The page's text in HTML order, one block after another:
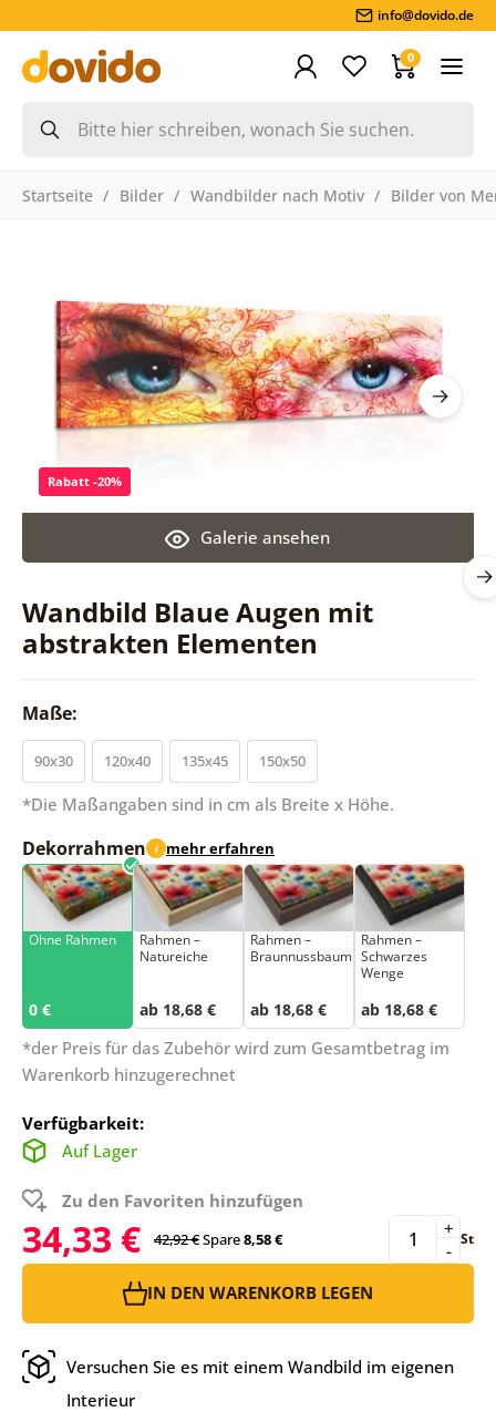
info@dovido.de
0
Startseite Bilder Wandbilder nach Motiv Bilder von
Wandbild Blaue Augen mit
abstrakten Elementen
Galerie ansehen
Rabatt -20%
Maße:
90x30 120x40 135x45 150x50
*Die Maßangaben sind in cm als Breite x Höhe.
Dekorrahmen i mehr erfahren
Ohne Rahmen
0 €
Rahmen –
Natureiche
ab 18,68 €
Rahmen –
Braunnussbaum
ab 18,68 €
Rahmen –
Schwarzes
Wenge
ab 18,68 €
*der Preis für das Zubehör wird zum Gesamtbetrag im
Warenkorb hinzugerechnet
Verfügbarkeit:
Auf Lager
Zu den Favoriten hinzufügen
34,33 € 42,92 €Spare8,58 € -
+ St
IN DEN WARENKORB LEGEN
Versuchen Sie es mit einem Wandbild im eigenen
Interieur